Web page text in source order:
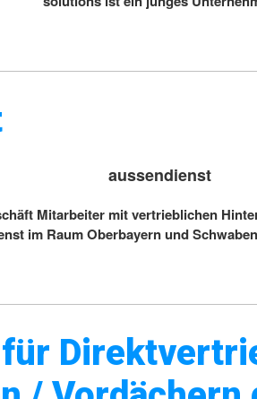
aussendienst
Mitarbeiter mit vertrieblichen
im Raum Oberbayern und